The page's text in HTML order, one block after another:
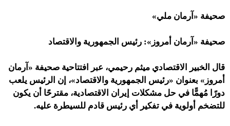
صحيفة «آرمان ملي»
صحيفة «آرمان أمروز»: رئيس الجمهورية والاقتصاد
قال الخبير الاقتصادي ميثم رحيمي، عبر افتتاحية صحيفة «آرمان
أمروز» بعنوان «رئيس الجمهورية والاقتصاد»، إن الرئيس يلعب
دورًا مُهمًّا في حل مشكلات إيران الاقتصادية، مقترحًا أن يكون
للتضخم أولوية في تفكير أي رئيس قادم للسيطرة عليه.